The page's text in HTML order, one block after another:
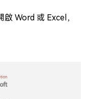
Word 或 Excel，